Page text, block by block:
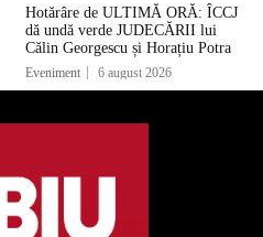
Hotărâre de ULTIMĂ ORĂ: ÎCCJ
dă undă verde JUDECĂRII lui
Călin Georgescu și Horațiu Potra
Eveniment 6 august 2026